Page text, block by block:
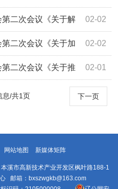
的建议》（20... 02-02
二次会议《关于解
（2085号）答复 02-02
二次会议《关于加
的规范化管... 02-01
二次会议《关于推
议》（2078...
下一页
息/共1页
网站地图 新媒体矩阵
溪市高新技术产业开发区枫叶路188-1
邮箱：bxszwgkb@163.com